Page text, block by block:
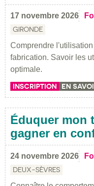
17 novembre 2026
GIRONDE
Comprendre
fabrication. Savoir les
optimale.
INSCRIPTION EN
Éduquer mon
gagner en
24 novembre 2026
DEUX-SÈVRES